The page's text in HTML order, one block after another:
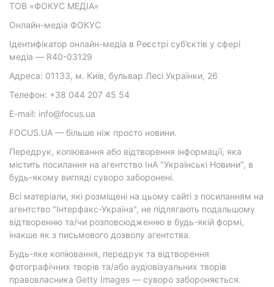
ТОВ «ФОКУС МЕДІА»
Онлайн-медіа ФОКУС
Ідентифікатор онлайн-медіа в Реєстрі суб’єктів у сфері
медіа — R40-03129
Адреса: 01133, м. Київ, бульвар Лесі Українки, 26
Телефон: +38 044 207 45 54
E-mail: info@focus.ua
FOCUS.UA — більше ніж просто новини.
Передрук, копіювання або відтворення інформації, яка
містить посилання на агентство ІнА "Українські Новини", в
будь-якому вигляді суворо заборонені.
Всі матеріали, які розміщені на цьому сайті з посиланням на
агентство "Інтерфакс-Україна", не підлягають подальшому
відтворенню та/чи розповсюдженню в будь-якій формі,
інакше як з письмового дозволу агентства.
Будь-яке копіювання, передрук та відтворення
фотографічних творів та/або аудіовізуальних творів
правовласника Getty Images — суворо забороняється.